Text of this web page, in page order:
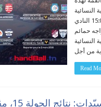
النسائية
بالمهدية في قاعة الزواوي على الساعة 15:00 النادي
حمائم
النسائية
Read